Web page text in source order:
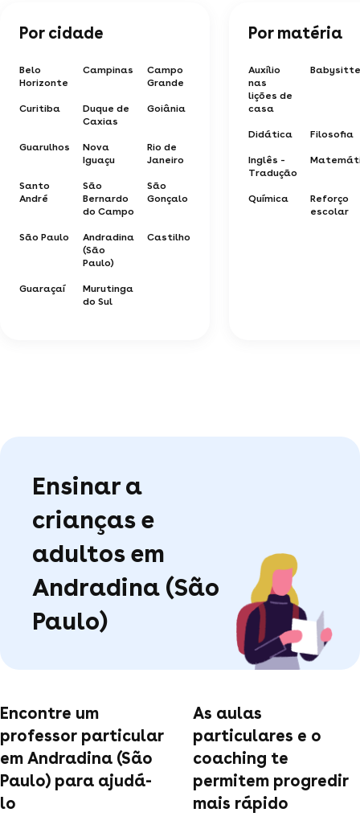
Por cidade
Belo
Horizonte
Campinas
Campo
Grande
Curitiba
Duque de
Caxias
Goiânia
Guarulhos
Nova
Iguaçu
Rio de
Janeiro
Santo
André
São
Bernardo
do Campo
São
Gonçalo
São Paulo
Andradina
(São
Paulo)
Castilho
Guaraçaí
Murutinga
do Sul
Por matéria
Auxílio
nas
lições de
casa
Didática Filosofia
Inglês -
Tradução
Química
Reforço
escolar
Ensinar a
crianças e
adultos em
Andradina (São
Paulo)
Encontre um
professor particular
em Andradina (São
Paulo) para ajudá-
lo
As aulas
particulares e o
coaching te
permitem progredir
mais rápido